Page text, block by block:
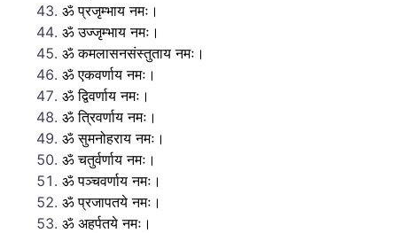
ॐ प्रजृम्भाय नमः।
ॐ उज्जृम्भाय नमः।
ॐ कमलासनसंस्तुताय नमः।
ॐ एकवर्णाय नमः।
ॐ द्विवर्णाय नमः।
ॐ त्रिवर्णाय नमः।
ॐ सुमनोहराय नमः।
ॐ चतुर्वर्णाय नमः।
ॐ पञ्चवर्णाय नमः।
ॐ प्रजापतये नमः।
ॐ अहर्पतये नमः।